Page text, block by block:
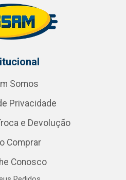
Somos
Privacidade
e Devolução
Comprar
Conosco